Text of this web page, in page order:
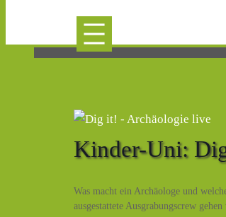
Kinder-Uni:
Was macht ein Archäologe und
ausgestattete Ausgrabungscrew